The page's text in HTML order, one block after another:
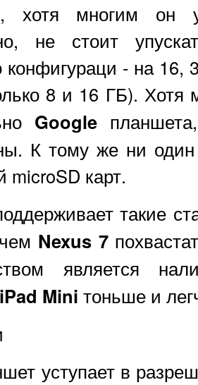
хотя многим он
не стоит
конфигураци - на 16,
8 и 16 ГБ). Хотя
Google
К тому же ни
microSD карт.
такие
Nexus 7
является
iPad Mini тоньше и
уступает в